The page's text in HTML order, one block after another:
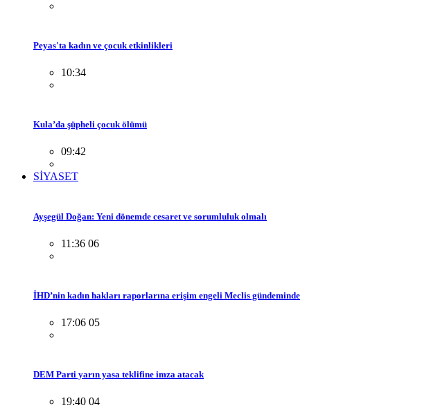
Peyas'ta kadın ve çocuk etkinlikleri
10:34
Kula’da şüpheli çocuk ölümü
09:42
SİYASET
Ayşegül Doğan: Yeni dönemde cesaret ve sorumluluk olmalı
11:36 06
İHD’nin kadın hakları raporlarına erişim engeli Meclis gündeminde
17:06 05
DEM Parti yarın yasa teklifine imza atacak
19:40 04